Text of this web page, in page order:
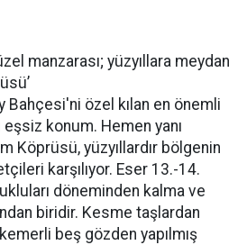
manzarası; yüzyıllara meydan
Bahçesi'ni özel kılan en önemli
konum. Hemen yanı
Köprüsü, yüzyıllardır bölgenin
karşılıyor. Eser 13.-14.
döneminden kalma ve
biridir. Kesme taşlardan
beş gözden yapılmış